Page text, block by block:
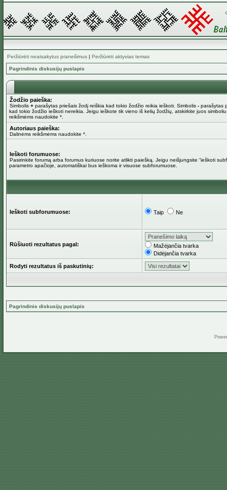
Peržiūrėti neatsakytus pranešimus | Peržiūrėti aktyvias temas
Pagrindinis diskusijų puslapis
Žodžio paieška:
Simbolis + parašytas priešais žodį reiškia kad tokio žodžio reikia ieškoti. Simbolis - parašytas
kad tokio žodžio ieškoti nereikia. Jeigu ieškote tik vieno iš kelių žodžių, atskirkite juos
reikšmėms naudokite *.
Autoriaus paieška:
Dalinėms reikšmėms naudokite *.
Ieškoti forumuose:
Pasirinkite forumą arba forumus kuriuose norite atlikti paiešką. Jeigu neišjungsite “ieškoti
parametro apačioje, automatiškai bus ieškoma ir visuose subforumuose.
Ieškoti subforumuose: Taip Ne
Rūšiuoti rezultatus pagal:
Mažėjančia tvarka
Didėjančia tvarka
Rodyti rezultatus iš paskutinių:
Pagrindinis diskusijų puslapis